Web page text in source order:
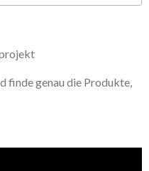
finde genau die Produkte,